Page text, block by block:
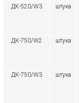
ДК-520/W3 штука
ДК-750/W2 штука
ДК-750/W3 штука